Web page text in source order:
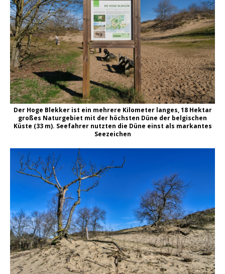
Der Hoge Blekker ist ein mehrere Kilometer langes, 18 Hektar
großes Naturgebiet mit der höchsten Düne der belgischen
Küste (33 m). Seefahrer nutzten die Düne einst als markantes
Seezeichen